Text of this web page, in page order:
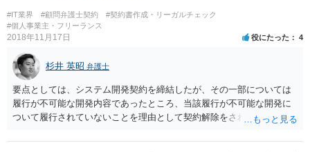
#IT業界 #顧問弁護士契約
#契約書作成・リーガルチェック
#個人事業主・フリーランス
2018年11月17日 役にたった 4
杉井 英昭 弁護士
要点としては、システム開発契約を締結したが、その一部については
履行が不可能な開発内容であったところ、当該履行が不可能な開発に
ついて履行されていないことを理由として契約解除をされた。そこ
いうご質問であると理解しました。 まず、「物理的にできない開発で